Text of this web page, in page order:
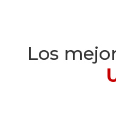
Los